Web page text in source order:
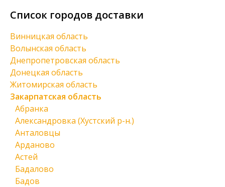
Список городов доставки
Винницкая область
Волынская область
Днепропетровская область
Донецкая область
Житомирская область
Закарпатская область
Абранка
Александровка (Хустский р-н.)
Анталовцы
Арданово
Астей
Бадалово
Бадов